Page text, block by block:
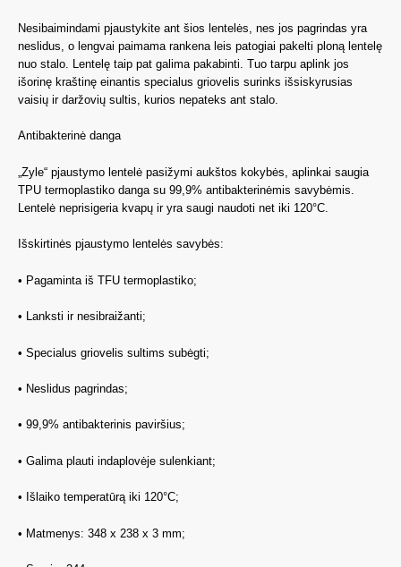
Nesibaimindami pjaustykite ant šios lentelės, nes jos pagrindas yra
neslidus, o lengvai paimama rankena leis patogiai pakelti ploną lentelę
nuo stalo. Lentelę taip pat galima pakabinti. Tuo tarpu aplink jos
išorinę kraštinę einantis specialus griovelis surinks išsiskyrusias
vaisių ir daržovių sultis, kurios nepateks ant stalo.
Antibakterinė danga
„Zyle“ pjaustymo lentelė pasižymi aukštos kokybės, aplinkai saugia
TPU termoplastiko danga su 99,9% antibakterinėmis savybėmis.
Lentelė neprisigeria kvapų ir yra saugi naudoti net iki 120°C.
Išskirtinės pjaustymo lentelės savybės:
• Pagaminta iš TFU termoplastiko;
• Lanksti ir nesibraižanti;
• Specialus griovelis sultims subėgti;
• Neslidus pagrindas;
• 99,9% antibakterinis paviršius;
• Galima plauti indaplovėje sulenkiant;
• Išlaiko temperatūrą iki 120°C;
• Matmenys: 348 x 238 x 3 mm;